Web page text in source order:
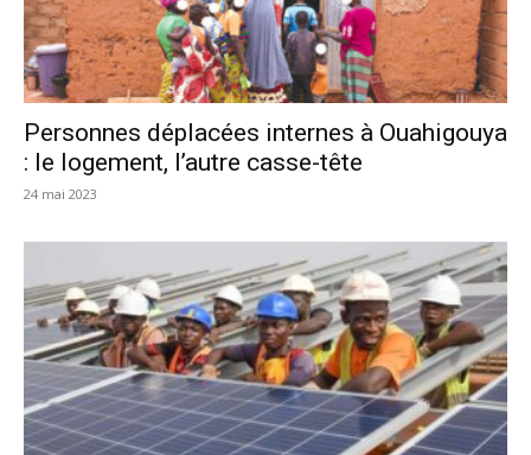
Personnes déplacées internes à Ouahigouya
: le logement, l’autre casse-tête
24 mai 2023